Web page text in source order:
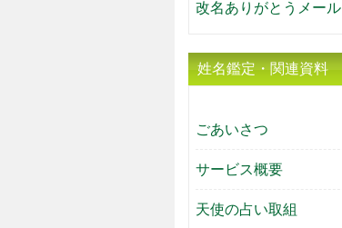
改名ありがとうメール
姓名鑑定・関連資料
ごあいさつ
サービス概要
天使の占い取組